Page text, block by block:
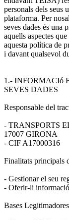
personals dels seus
plataforma. Per
seves dades és una
aquells aspectes
aquesta política de
i davant qualsevol
1.- INFORMACIó
SEVES DADES
Responsable del
- TRANSPORTS
17007 GIRONA
- CIF A17000316
Finalitats principals
- Gestionar el seu
- Oferir-li informació
Bases